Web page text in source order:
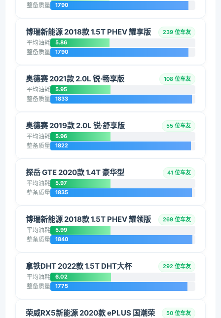
整备质量 1790
博瑞新能源 2018款 1.5T PHEV 耀享版 239 位车友
平均油耗 5.86
整备质量 1790
奥德赛 2021款 2.0L 锐·畅享版 108 位车友
平均油耗 5.95
整备质量 1833
奥德赛 2019款 2.0L 锐·舒享版 55 位车友
平均油耗 5.96
整备质量 1822
探岳 GTE 2020款 1.4T 豪华型 41 位车友
平均油耗 5.97
整备质量 1835
博瑞新能源 2018款 1.5T PHEV 耀领版 269 位车友
平均油耗 5.99
整备质量 1840
拿铁DHT 2022款 1.5T DHT大杯 292 位车友
平均油耗 6.02
整备质量 1775
荣威RX5新能源 2020款 ePLUS 国潮荣
50 位车友